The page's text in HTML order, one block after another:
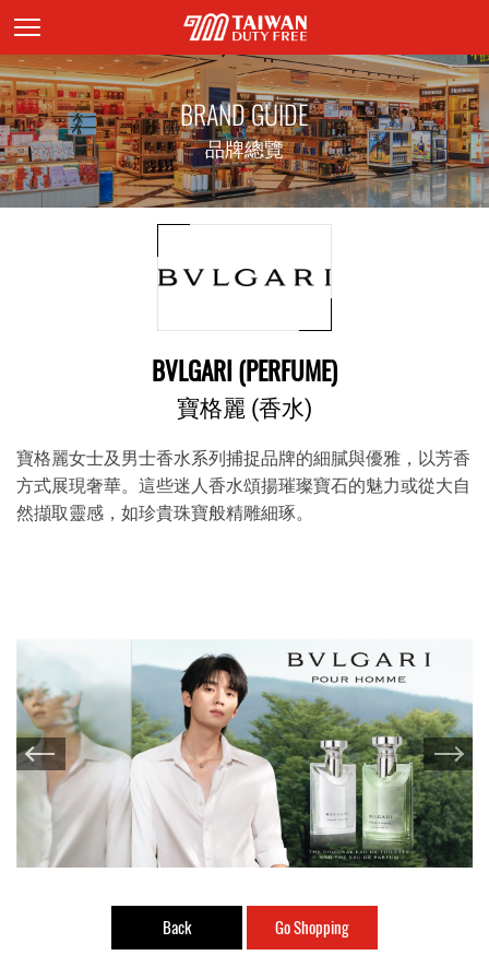
頁面主標題
BRAND GUIDE
品牌總覽
BVLGARI (PERFUME)
寶格麗 (香水)
寶格麗女士及男士香水系列捕捉品牌的細膩與優雅，以芳香
方式展現奢華。這些迷人香水頌揚璀璨寶石的魅力或從大自
然擷取靈感，如珍貴珠寶般精雕細琢。
Back Go Shopping